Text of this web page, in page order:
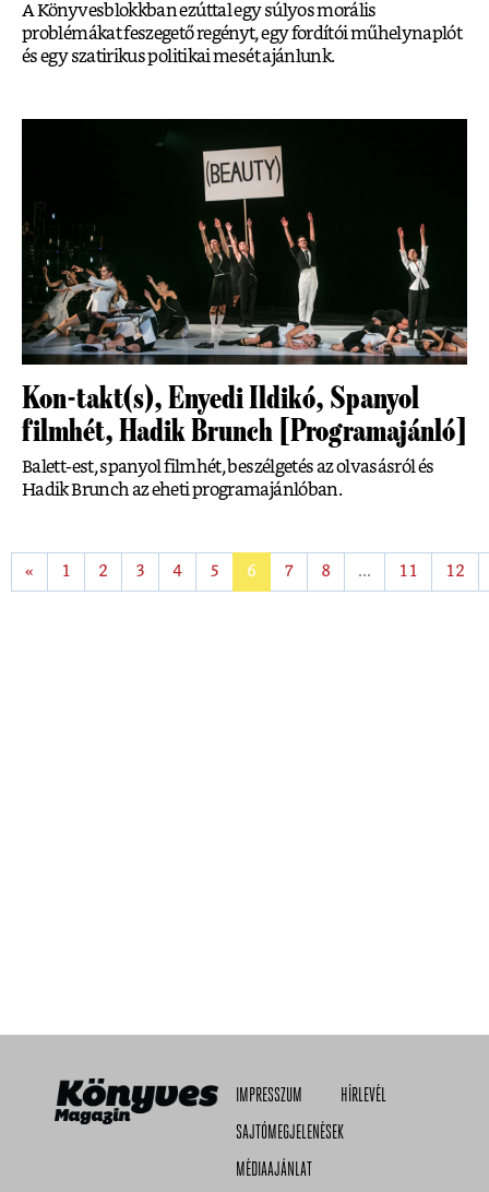
A Könyvesblokkban ezúttal egy súlyos morális
problémákat feszegető regényt, egy fordítói műhelynaplót
és egy szatirikus politikai mesét ajánlunk.
Kon-takt(s), Enyedi Ildikó, Spanyol
filmhét, Hadik Brunch [Programajánló]
Balett-est, spanyol filmhét, beszélgetés az olvasásról és
Hadik Brunch az eheti programajánlóban.
« 1 2 3 4 5 6 7 8 ... 11 12
IMPRESSZUM
HÍRLEVÉL
SAJTÓMEGJELENÉSEK
MÉDIAAJÁNLAT